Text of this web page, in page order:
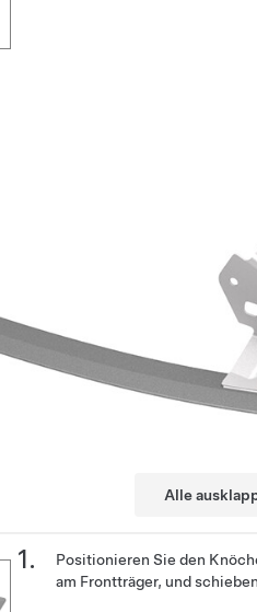
Alle
Positionieren Sie den
am Frontträger, und